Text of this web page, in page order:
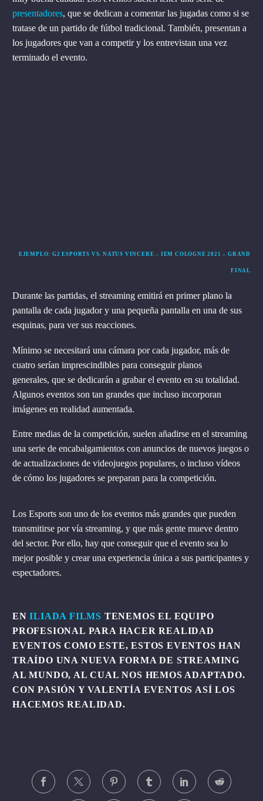
presentadores, que se dedican a comentar las jugadas como si se
tratase de un partido de fútbol tradicional. También, presentan a
los jugadores que van a competir y los entrevistan una vez
terminado el evento.
EJEMPLO: G2 ESPORTS VS. NATUS VINCERE – IEM COLOGNE 2021 – GRAND
FINAL
Durante las partidas, el streaming emitirá en primer plano la
pantalla de cada jugador y una pequeña pantalla en una de sus
esquinas, para ver sus reacciones.
Mínimo se necesitará una cámara por cada jugador, más de
cuatro serían imprescindibles para conseguir planos
generales, que se dedicarán a grabar el evento en su totalidad.
Algunos eventos son tan grandes que incluso incorporan
imágenes en realidad aumentada.
Entre medias de la competición, suelen añadirse en el streaming
una serie de encabalgamientos con anuncios de nuevos juegos o
de actualizaciones de videojuegos populares, o incluso vídeos
de cómo los jugadores se preparan para la competición.
Los Esports son uno de los eventos más grandes que pueden
transmitirse por vía streaming, y que más gente mueve dentro
del sector. Por ello, hay que conseguir que el evento sea lo
mejor posible y crear una experiencia única a sus participantes y
espectadores.
ENILIADA FILMS TENEMOS EL EQUIPO
PROFESIONAL PARA HACER REALIDAD
EVENTOS COMO ESTE, ESTOS EVENTOS HAN
TRAÍDO UNA NUEVA FORMA DE STREAMING
AL MUNDO, AL CUAL NOS HEMOS ADAPTADO.
CON PASIÓN Y VALENTÍA EVENTOS ASÍ LOS
HACEMOS REALIDAD.